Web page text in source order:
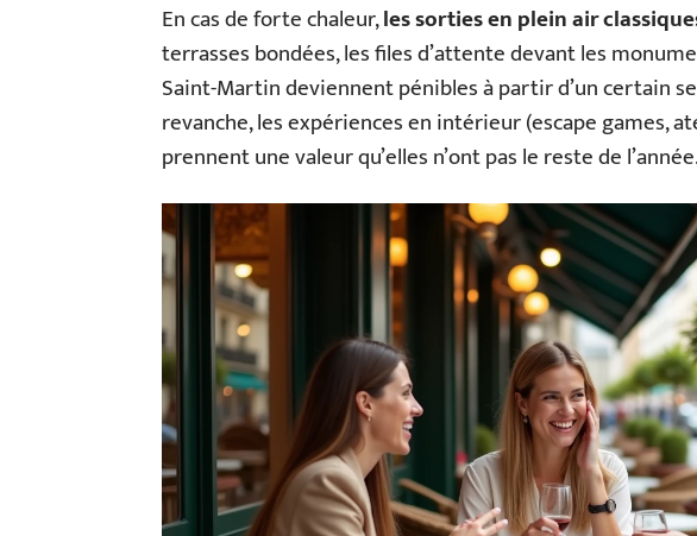
En cas de forte chaleur,les sorties en plein air
terrasses bondées, les files d’attente devant les
Saint-Martin deviennent pénibles à partir d’un certain
revanche, les expériences en intérieur (escape games,
prennent une valeur qu’elles n’ont pas le reste de